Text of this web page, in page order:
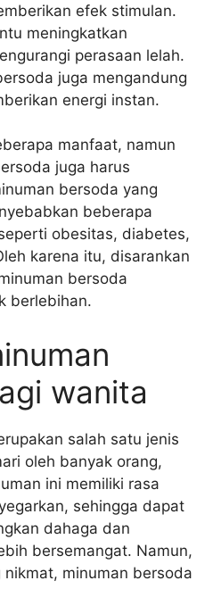
efek stimulan.
meningkatkan
perasaan lelah.
juga mengandung
energi instan.
manfaat, namun
juga harus
bersoda yang
beberapa
obesitas, diabetes,
karena itu, disarankan
bersoda
berlebihan.
wanita
salah satu jenis
oleh banyak orang,
ini memiliki rasa
sehingga dapat
dahaga dan
bersemangat. Namun,
minuman bersoda